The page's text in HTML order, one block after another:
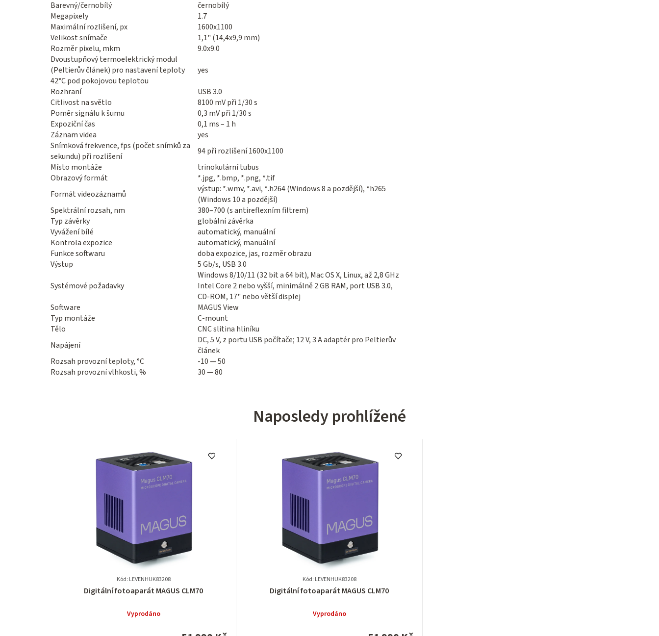
Barevný/černobílý
černobílý
Megapixely
1.7
Maximální rozlišení, px
1600x1100
Velikost snímače
1,1" (14,4x9,9 mm)
Rozměr pixelu, mkm
9.0x9.0
Dvoustupňový termoelektrický modul
(Peltierův článek) pro nastavení teploty
42°C pod pokojovou teplotou
yes
Rozhraní
USB 3.0
Citlivost na světlo
8100 mV při 1/30 s
Poměr signálu k šumu
0,3 mV při 1/30 s
Expoziční čas
0,1 ms – 1 h
Záznam videa
yes
Snímková frekvence, fps (počet snímků za
sekundu) při rozlišení
94 při rozlišení 1600x1100
Místo montáže
trinokulární tubus
Obrazový formát
*.jpg, *.bmp, *.png, *.tif
Formát videozáznamů
výstup: *.wmv, *.avi, *.h264 (Windows 8 a pozdější), *h265
(Windows 10 a pozdější)
Spektrální rozsah, nm
380–700 (s antireflexním filtrem)
Typ závěrky
globální závěrka
Vyvážení bílé
automatický, manuální
Kontrola expozice
automatický, manuální
Funkce softwaru
doba expozice, jas, rozměr obrazu
Výstup
5 Gb/s, USB 3.0
Systémové požadavky
Windows 8/10/11 (32 bit a 64 bit), Mac OS X, Linux, až 2,8 GHz
Intel Core 2 nebo vyšší, minimálně 2 GB RAM, port USB 3.0,
CD-ROM, 17" nebo větší displej
Software
MAGUS View
Typ montáže
C-mount
Tělo
CNC slitina hliníku
Napájení
DC, 5 V, z portu USB počítače; 12 V, 3 A adaptér pro Peltierův
článek
Rozsah provozní teploty, °C
-10 — 50
Rozsah provozní vlhkosti, %
30 — 80
Naposledy prohlížené
Kód: LEVENHUK83208
Průměrné
produktu
Digitální fotoaparát MAGUS CLM70
Vyprodáno
Kód: LEVENHUK83208
Průměrné
produktu
Digitální fotoaparát MAGUS CLM70
Vyprodáno